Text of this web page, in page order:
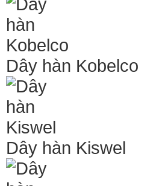
Dây hàn Kobelco
Dây hàn Kiswel